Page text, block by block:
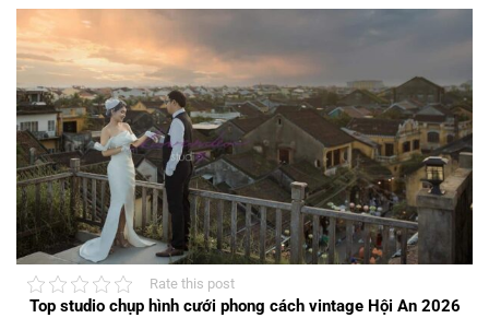
Rate this post
Top studio chụp hình cưới phong cách vintage Hội An 2026